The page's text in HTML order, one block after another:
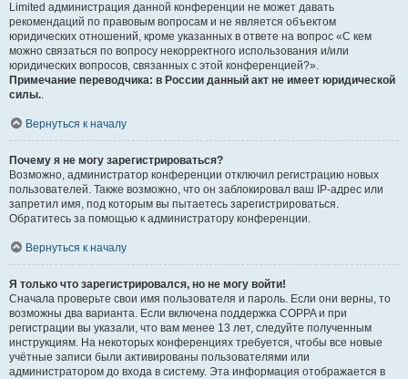
Limited администрация данной конференции не может давать
рекомендаций по правовым вопросам и не является объектом
юридических отношений, кроме указанных в ответе на вопрос «С кем
можно связаться по вопросу некорректного использования и/или
юридических вопросов, связанных с этой конференцией?».
Примечание переводчика: в России данный акт не имеет юридической
силы..
Вернуться к началу
Почему я не могу зарегистрироваться?
Возможно, администратор конференции отключил регистрацию новых
пользователей. Также возможно, что он заблокировал ваш IP-адрес или
запретил имя, под которым вы пытаетесь зарегистрироваться.
Обратитесь за помощью к администратору конференции.
Вернуться к началу
Я только что зарегистрировался, но не могу войти!
Сначала проверьте свои имя пользователя и пароль. Если они верны, то
возможны два варианта. Если включена поддержка COPPA и при
регистрации вы указали, что вам менее 13 лет, следуйте полученным
инструкциям. На некоторых конференциях требуется, чтобы все новые
учётные записи были активированы пользователями или
администратором до входа в систему. Эта информация отображается в